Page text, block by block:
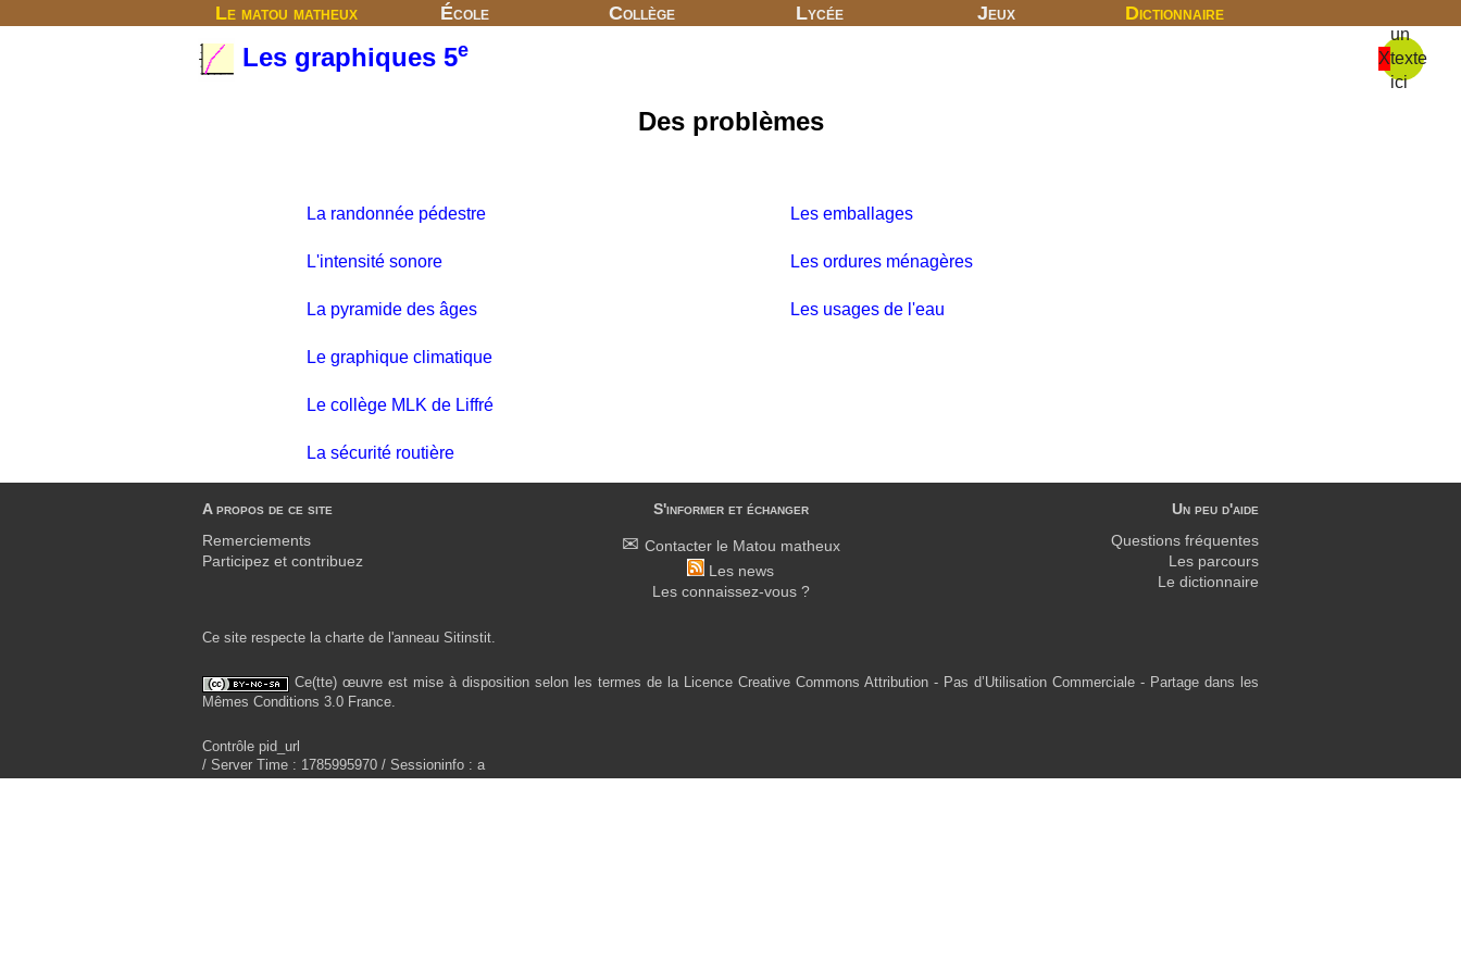
Le matou matheux École Collège Lycée Jeux Dictionnaire
X
un
texte
ici
Les graphiques 5e
Des problèmes
La randonnée pédestre
L'intensité sonore
La pyramide des âges
Le graphique climatique
Le collège MLK de Liffré
La sécurité routière
Les emballages
Les ordures ménagères
Les usages de l'eau
A propos de ce site
Remerciements
Participez et contribuez
S'informer et échanger
Contacter le Matou matheux
Les news
Les connaissez-vous ?
Un peu d'aide
Questions fréquentes
Les parcours
Le dictionnaire
Ce site respecte la charte de l'anneau Sitinstit.
Ce(tte) œuvre est mise à disposition selon les termes de la Licence Creative Commons Attribution - Pas d’Utilisation Commerciale - Partage dans les
Mêmes Conditions 3.0 France.
Contrôle pid_url
/ Server Time : 1785995970 / Sessioninfo : a